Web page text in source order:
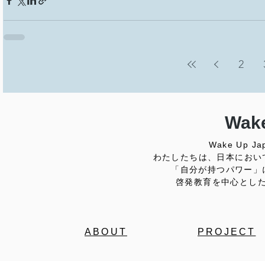
2
Wake Up
わたしたちは、日本にお
「自分が持つパワー
啓発教育を中心とし
ABOUT PROJECT